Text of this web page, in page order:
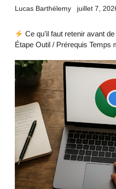
Lucas Barthélemy juillet 7,
Ce qu’il faut retenir avant
Étape Outil / Prérequis Temps